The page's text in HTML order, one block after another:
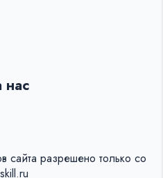
нас
сайта разрешено только со